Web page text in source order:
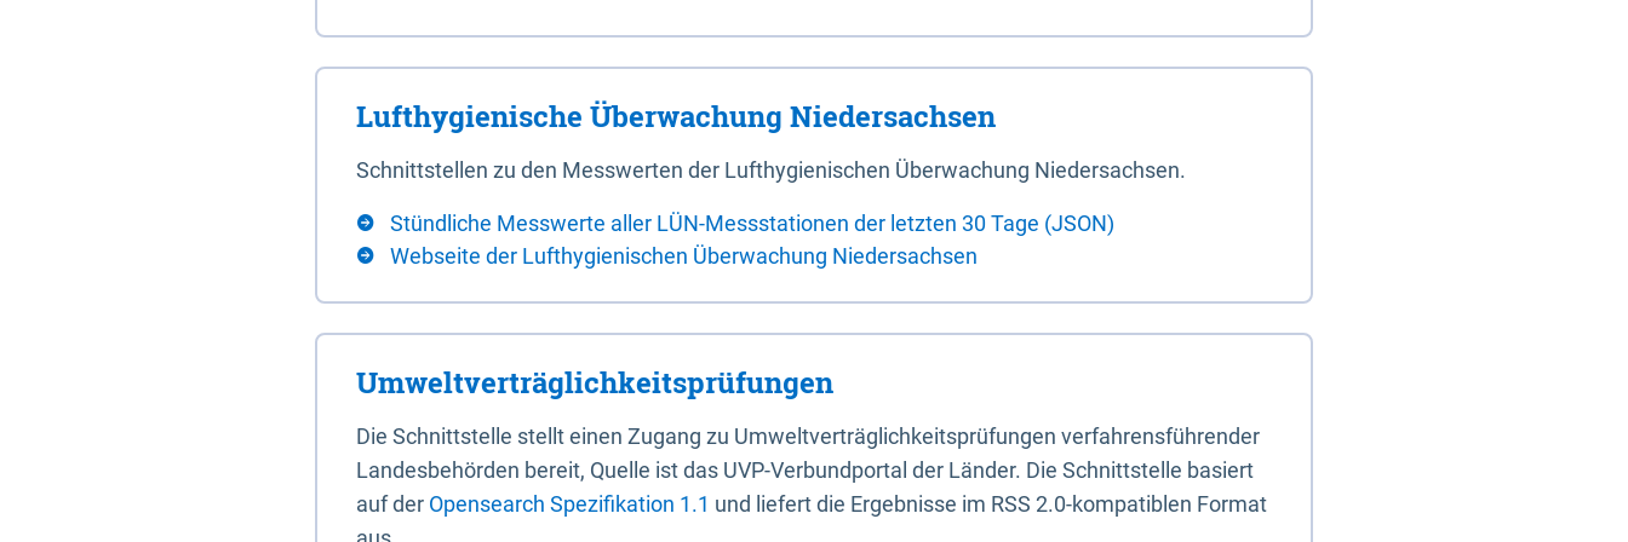
Lufthygienische Überwachung Niedersachsen
Schnittstellen zu den Messwerten der Lufthygienischen Überwachung Niedersachsen.
Stündliche Messwerte aller LÜN-Messstationen der letzten 30 Tage (JSON)
Webseite der Lufthygienischen Überwachung Niedersachsen
Umweltverträglichkeitsprüfungen
Die Schnittstelle stellt einen Zugang zu Umweltverträglichkeitsprüfungen verfahrensführender
Landesbehörden bereit, Quelle ist das UVP-Verbundportal der Länder. Die Schnittstelle basiert
auf der Opensearch Spezifikation 1.1 und liefert die Ergebnisse im RSS 2.0-kompatiblen Format